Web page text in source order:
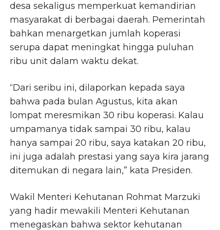
desa sekaligus memperkuat kemandirian
masyarakat di berbagai daerah. Pemerintah
bahkan menargetkan jumlah koperasi
serupa dapat meningkat hingga puluhan
ribu unit dalam waktu dekat.
“Dari seribu ini, dilaporkan kepada saya
bahwa pada bulan Agustus, kita akan
lompat meresmikan 30 ribu koperasi. Kalau
umpamanya tidak sampai 30 ribu, kalau
hanya sampai 20 ribu, saya katakan 20 ribu,
ini juga adalah prestasi yang saya kira jarang
ditemukan di negara lain,” kata Presiden.
Wakil Menteri Kehutanan Rohmat Marzuki
yang hadir mewakili Menteri Kehutanan
menegaskan bahwa sektor kehutanan